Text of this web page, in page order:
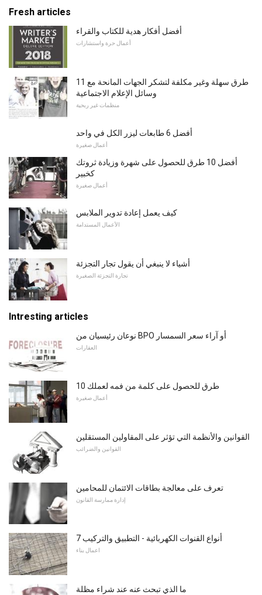
Fresh articles
أفضل أفكار هدية للكتاب والقراء
أعمال حرة واستشارات
11 طرق سهلة وغير مكلفة لتشكر الجهات المانحة مع
وسائل الإعلام الاجتماعية
منظمات غير ربحية
أفضل 6 طابعات ليزر الكل في واحد
أعمال صغيرة
أفضل 10 طرق للحصول على شهرة وزيادة ثروتك
كخبير
أعمال صغيرة
كيف يعمل إعادة تدوير الملابس
الأعمال المستدامة
أشياء لا ينبغي أن يقول تجار التجزئة
تجارة التجزئة الصغيرة
Intresting articles
نوعان رئيسيان من BPO أو آراء سعر السمسار
العقارات
10 طرق للحصول على كلمة من فمه لعملك
أعمال صغيرة
القوانين والأنظمة التي تؤثر على المقاولين المستقلين
القوانين والضرائب
تعرف على معالجة بطاقات الائتمان للمحامين
إدارة ممارسة القانون
7 أنواع القنوات الكهربائية - التطبيق والتركيب
اعمال بناء
ما الذي تبحث عنه عند شراء مظلة